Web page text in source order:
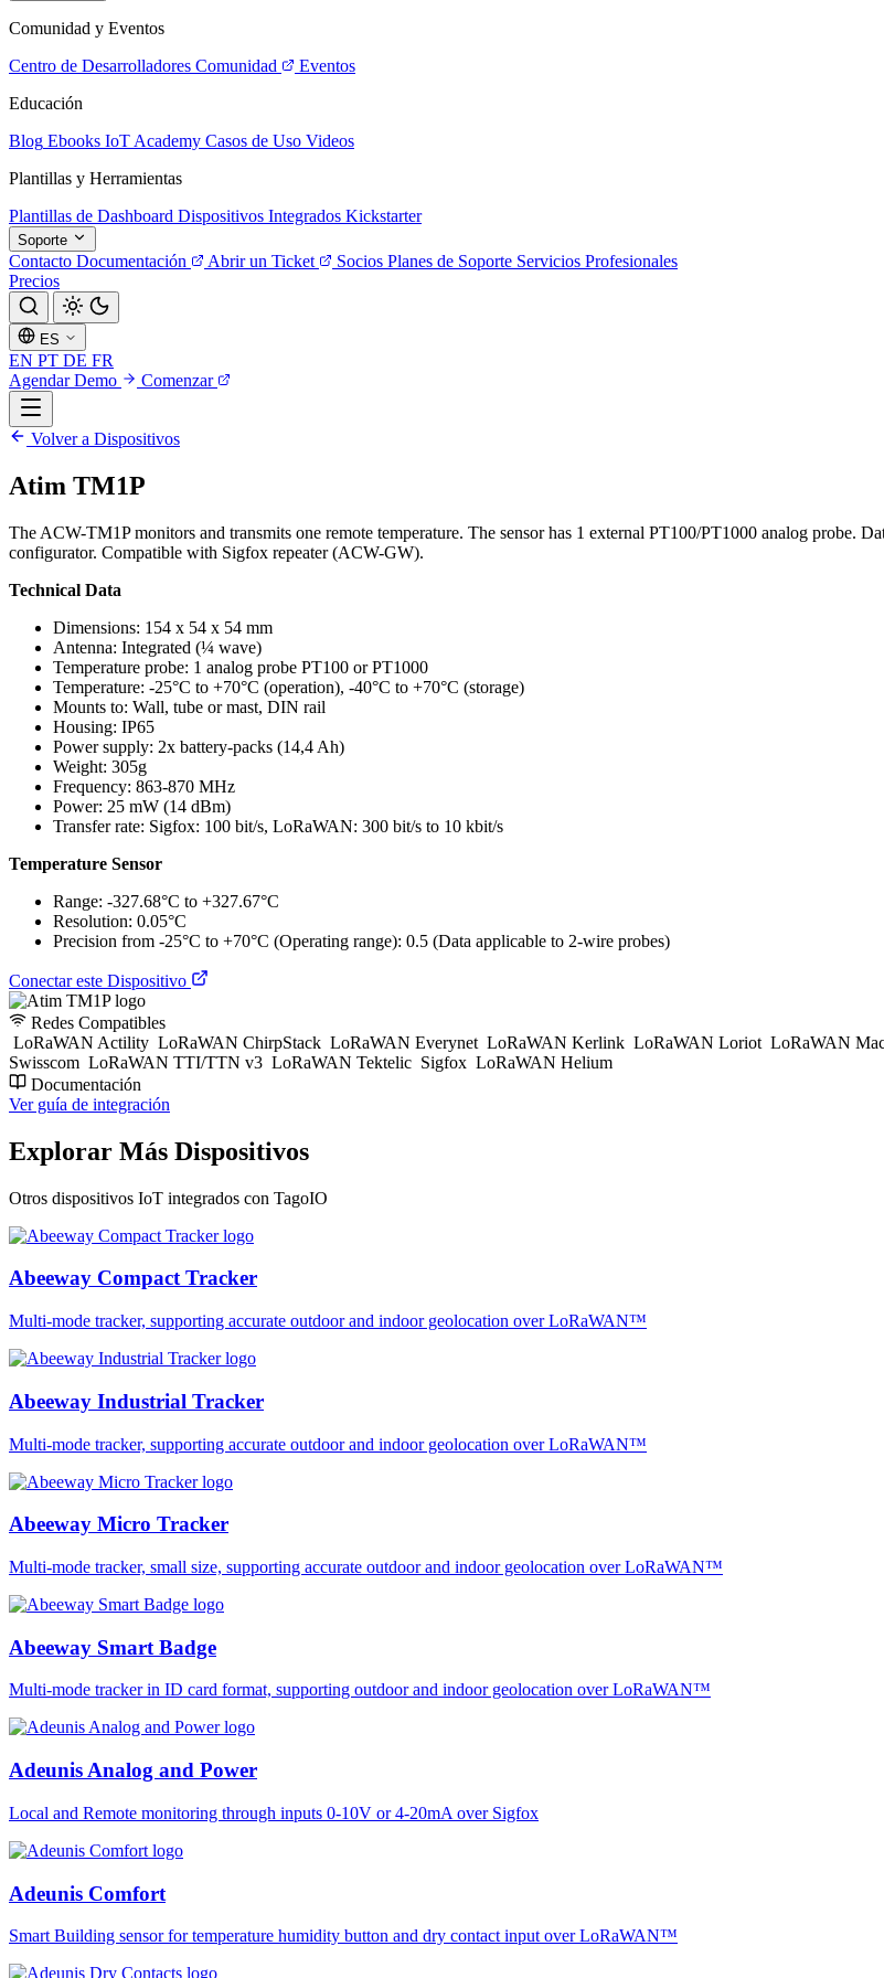
Comunidad y Eventos
Centro de Desarrolladores Comunidad
Eventos
Educación
Blog Ebooks IoT Academy Casos de Uso Videos
Plantillas y Herramientas
Plantillas de Dashboard Dispositivos Integrados Kickstarter
Soporte
Contacto Documentación Abrir un Ticket Socios Planes de Soporte Servicios Profesionales
Precios
ES
EN PT DE FR
Agendar Demo
Comenzar
Volver a Dispositivos
Atim TM1P
The ACW-TM1P monitors and transmits one remote temperature. The sensor has 1 external PT100/PT1000 analog probe.
configurator. Compatible with Sigfox repeater (ACW-GW).
Technical Data
Dimensions: 154 x 54 x 54 mm
Antenna: Integrated (¼ wave)
Temperature probe: 1 analog probe PT100 or PT1000
Temperature: -25°C to +70°C (operation), -40°C to +70°C (storage)
Mounts to: Wall, tube or mast, DIN rail
Housing: IP65
Power supply: 2x battery-packs (14,4 Ah)
Weight: 305g
Frequency: 863-870 MHz
Power: 25 mW (14 dBm)
Transfer rate: Sigfox: 100 bit/s, LoRaWAN: 300 bit/s to 10 kbit/s
Temperature Sensor
Range: -327.68°C to +327.67°C
Resolution: 0.05°C
Precision from -25°C to +70°C (Operating range): 0.5 (Data applicable to 2-wire probes)
Conectar este Dispositivo
Redes Compatibles
LoRaWAN Actility LoRaWAN ChirpStack LoRaWAN Everynet LoRaWAN Kerlink LoRaWAN Loriot LoRaWAN
Swisscom LoRaWAN TTI/TTN v3 LoRaWAN Tektelic Sigfox LoRaWAN Helium
Documentación
Ver guía de integración
Explorar Más Dispositivos
Otros dispositivos IoT integrados con TagoIO
Abeeway Compact Tracker
Multi-mode tracker, supporting accurate outdoor and indoor geolocation over LoRaWAN™
Abeeway Industrial Tracker
Multi-mode tracker, supporting accurate outdoor and indoor geolocation over LoRaWAN™
Abeeway Micro Tracker
Multi-mode tracker, small size, supporting accurate outdoor and indoor geolocation over LoRaWAN™
Abeeway Smart Badge
Multi-mode tracker in ID card format, supporting outdoor and indoor geolocation over LoRaWAN™
Adeunis Analog and Power
Local and Remote monitoring through inputs 0-10V or 4-20mA over Sigfox
Adeunis Comfort
Smart Building sensor for temperature humidity button and dry contact input over LoRaWAN™